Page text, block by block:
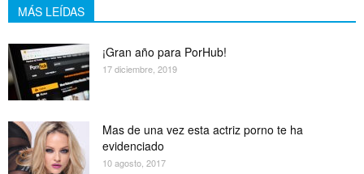
MÁS LEÍDAS
¡Gran año para PorHub!
17 diciembre, 2019
Mas de una vez esta actriz porno te ha
evidenciado
10 agosto, 2017